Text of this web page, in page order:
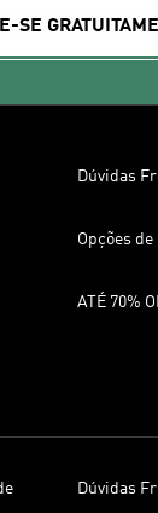
SE
Dúvidas
Opções
ATÉ 70%
Dúvidas